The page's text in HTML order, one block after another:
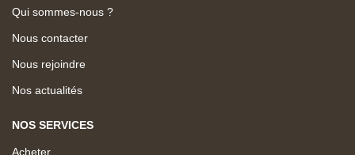
Qui sommes-nous ?
Nous contacter
Nous rejoindre
Nos actualités
NOS SERVICES
Acheter